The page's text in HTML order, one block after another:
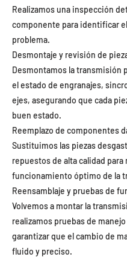
Realizamos una inspección
componente para identificar
problema.
Desmontaje y revisión de
Desmontamos la transmisión
el estado de engranajes,
ejes, asegurando que cada
buen estado.
Reemplazo de componentes
Sustituimos las piezas
repuestos de alta calidad para
funcionamiento óptimo de la
Reensamblaje y pruebas de
Volvemos a montar la
realizamos pruebas de
garantizar que el cambio de
fluido y preciso.